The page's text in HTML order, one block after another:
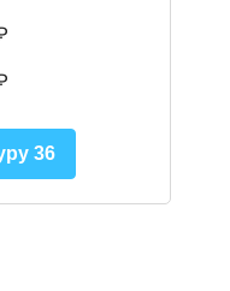
36